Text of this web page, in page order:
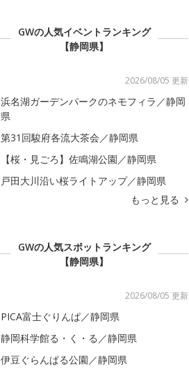
GWの人気イベントランキング
【静岡県】
2026/08/05 更新
浜名湖ガーデンパークのネモフィラ／静岡
県
第31回駿府各流大茶会／静岡県
【桜・見ごろ】佐鳴湖公園／静岡県
戸田大川沿い桜ライトアップ／静岡県
もっと見る
GWの人気スポットランキング
【静岡県】
2026/08/05 更新
PICA富士ぐりんぱ／静岡県
静岡科学館る・く・る／静岡県
伊豆ぐらんぱる公園／静岡県